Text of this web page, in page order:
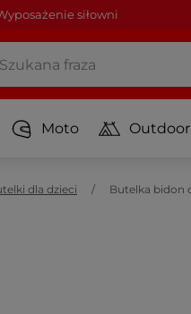
siłowni
Moto Outdoor
dla dzieci Butelka bidon